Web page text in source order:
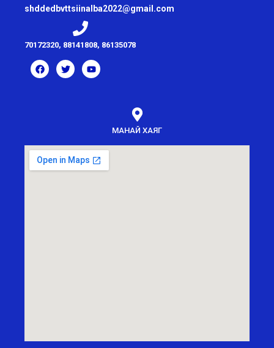
shddedbvttsiinalba2022@gmail.com
70172320, 88141808, 86135078
МАНАЙ ХАЯГ